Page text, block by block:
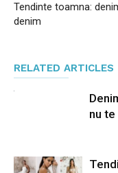
Tendinte toamna:
denim
RELATED ARTICLES
nu